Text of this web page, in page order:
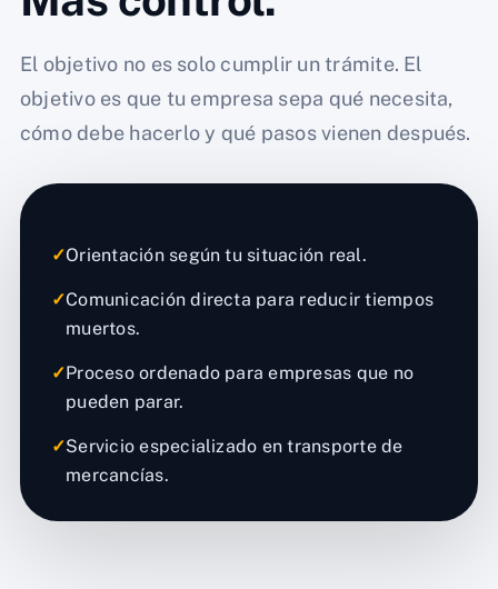
El objetivo no es solo cumplir un trámite. El
objetivo es que tu empresa sepa qué necesita,
cómo debe hacerlo y qué pasos vienen después.
✓Orientación según tu situación real.
✓Comunicación directa para reducir tiempos
muertos.
✓Proceso ordenado para empresas que no
pueden parar.
✓Servicio especializado en transporte de
mercancías.